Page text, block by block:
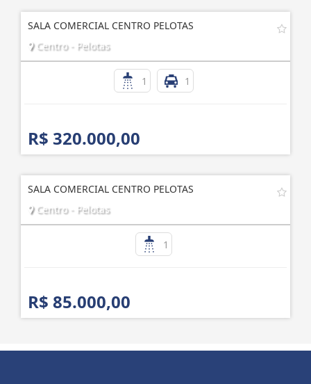
SALA COMERCIAL CENTRO PELOTAS
Centro - Pelotas
1 1
R$ 320.000,00
SALA COMERCIAL CENTRO PELOTAS
Centro - Pelotas
1
R$ 85.000,00